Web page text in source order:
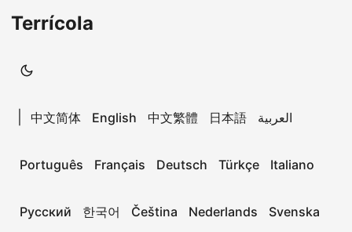
Terrícola
中文简体 English 中文繁體 日本語 العربية
Português Français Deutsch Türkçe Italiano
Русский 한국어 Čeština Nederlands Svenska